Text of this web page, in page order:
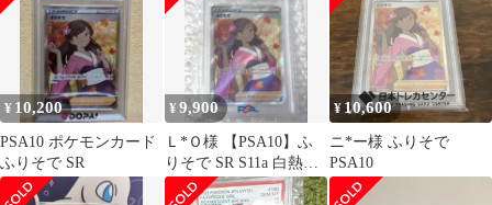
¥ 10,200
PSA10 ポケモンカード
ふりそで SR
¥9,900
Ｌ*Ｏ様 【PSA10】ふ
りそで SR S11a 白熱の
アルカナ 082/068
¥ 10,600
ニ*ー様 ふりそで
PSA10